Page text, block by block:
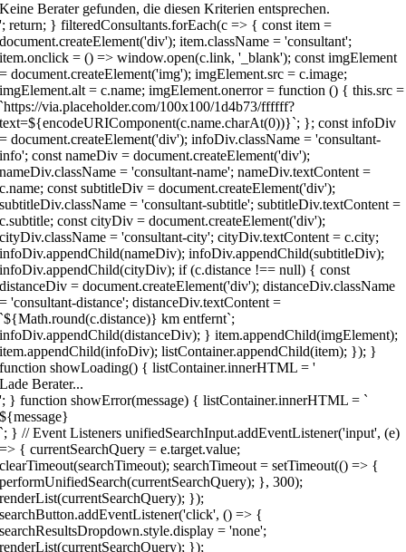
Keine Berater gefunden, die diesen Kriterien entsprechen.
'; return; } filteredConsultants.forEach(c => { const item =
document.createElement('div'); item.className = 'consultant';
item.onclick = () => window.open(c.link, '_blank'); const imgElement
= document.createElement('img'); imgElement.src = c.image;
imgElement.alt = c.name; imgElement.onerror = function () { this.src =
`https://via.placeholder.com/100x100/1d4b73/ffffff?
text=${encodeURIComponent(c.name.charAt(0))}`; }; const infoDiv
= document.createElement('div'); infoDiv.className = 'consultant-
info'; const nameDiv = document.createElement('div');
nameDiv.className = 'consultant-name'; nameDiv.textContent =
c.name; const subtitleDiv = document.createElement('div');
subtitleDiv.className = 'consultant-subtitle'; subtitleDiv.textContent =
c.subtitle; const cityDiv = document.createElement('div');
cityDiv.className = 'consultant-city'; cityDiv.textContent = c.city;
infoDiv.appendChild(nameDiv); infoDiv.appendChild(subtitleDiv);
infoDiv.appendChild(cityDiv); if (c.distance !== null) { const
distanceDiv = document.createElement('div'); distanceDiv.className
= 'consultant-distance'; distanceDiv.textContent =
`${Math.round(c.distance)} km entfernt`;
infoDiv.appendChild(distanceDiv); } item.appendChild(imgElement);
item.appendChild(infoDiv); listContainer.appendChild(item); }); }
function showLoading() { listContainer.innerHTML = '
Lade Berater...
'; } function showError(message) { listContainer.innerHTML = `
${message}
`; } // Event Listeners unifiedSearchInput.addEventListener('input', (e)
=> { currentSearchQuery = e.target.value;
clearTimeout(searchTimeout); searchTimeout = setTimeout(() => {
performUnifiedSearch(currentSearchQuery); }, 300);
renderList(currentSearchQuery); });
searchButton.addEventListener('click', () => {
searchResultsDropdown.style.display = 'none';
renderList(currentSearchQuery); });